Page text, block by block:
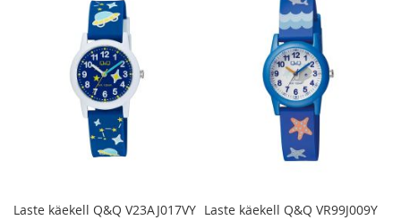
Laste käekell Q&Q V23AJ017VY Laste käekell Q&Q VR99J009Y